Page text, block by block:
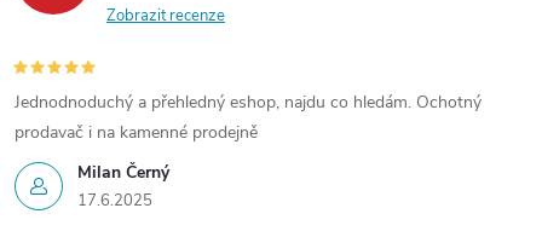
a
c
í
p
r
Zobrazit recenze
Milan Černý
17.6.2025
Jednodnoduchý a přehledný eshop, najdu co hledám. Ochotný
prodavač i na kamenné prodejně